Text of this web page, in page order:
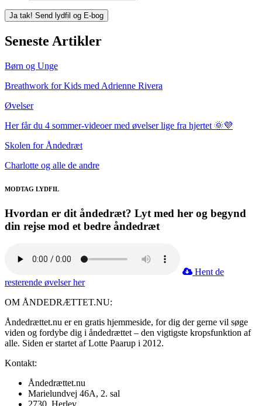
Seneste Artikler
Børn og Unge
Breathwork for Kids med Adrienne Rivera
Øvelser
Her får du 4 sommer-videoer med øvelser lige fra hjertet 🌞💜
Skolen for Åndedræt
Charlotte og alle de andre
MODTAG LYDFIL
Hvordan er dit åndedræt? Lyt med her og begynd
din rejse mod et bedre åndedræt
Hent de
resterende øvelser her
OM ÅNDEDRÆTTET.NU:
Åndedrættet.nu er en gratis hjemmeside, for dig der gerne vil søge
viden og fordybe dig i åndedrættet – den vigtigste kropsfunktion af
alle. Siden er startet af Lotte Paarup i 2012.
Kontakt:
Åndedrættet.nu
Marielundvej 46A, 2. sal